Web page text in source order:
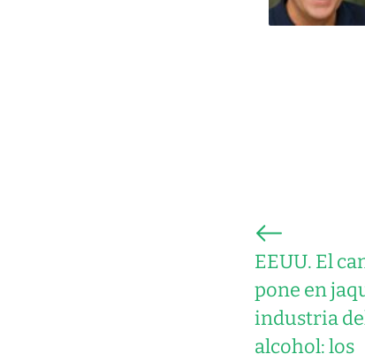
EEUU. El
pone en
industria
alcohol: los